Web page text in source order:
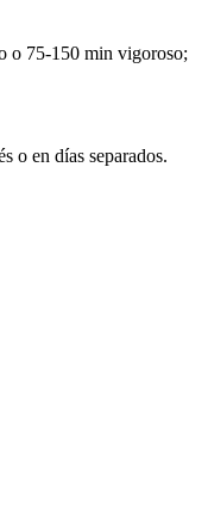
o 75-150 min vigoroso;
o en días separados.